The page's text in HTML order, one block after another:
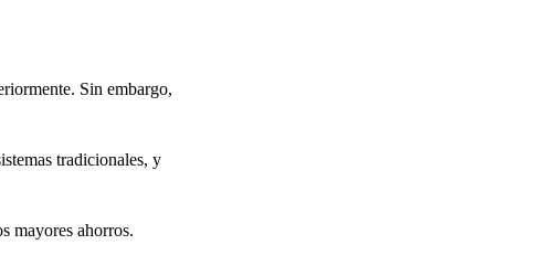
Sin embargo,
tradicionales, y
mayores ahorros.